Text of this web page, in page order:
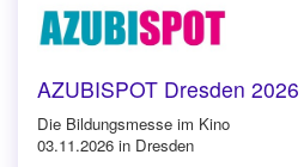
AZUBISPOT Dresden 2026
Die Bildungsmesse im Kino
03.11.2026 in Dresden